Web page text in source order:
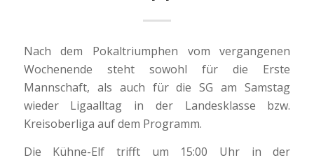
Nach dem Pokaltriumphen vom vergangenen
Wochenende steht sowohl für die Erste
Mannschaft, als auch für die SG am Samstag
wieder Ligaalltag in der Landesklasse bzw.
Kreisoberliga auf dem Programm.
Die Kühne-Elf trifft um 15:00 Uhr in der